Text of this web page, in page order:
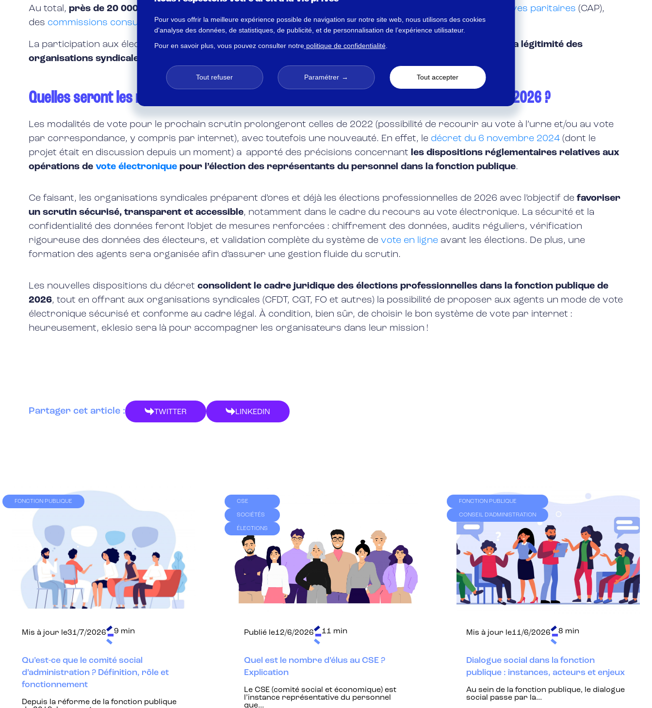
Au total,près de 20 000 instances seront installées à l’issue de ce scrutin commissions administratives paritaires (CAP),
des commissions consultatives paritaires(CCP) et des comités sociaux.
La participation aux élections professionnelles dans la fonction publique en 2026 permettra de
conforter la légitimité des
organisations syndicales et de leurs représentants
Quelles seront les modalités de vote pour les élections dans la fonction publique en 2026 ?
Les modalités de vote pour le prochain scrutin prolongeront celles de 2022 (possibilité de recourir au vote à l’urne et/ou au vote
par correspondance, y compris par internet), avec toutefois une nouveauté. En effet, le décret du 6 novembre 2024 (dont le
projet était en discussion depuis un moment) a apporté des précisions concernant les dispositions réglementaires relatives aux
opérations devote électronique pour l’élection des représentants du personnel dans la fonction publique.
Ce faisant, les organisations syndicales préparent d’ores et déjà les élections professionnelles de 2026 avec l’objectif defavoriser
un scrutin sécurisé, transparent et accessible, notamment dans le cadre du recours au vote électronique. La sécurité et la
confidentialité des données feront l’objet de mesures renforcées : chiffrement des données, audits réguliers, vérification
rigoureuse des données des électeurs, et validation complète du système devote en ligne avant les élections. De plus, une
formation des agents sera organisée afin d’assurer une gestion fluide du scrutin.
Les nouvelles dispositions du décretconsolident le cadre juridique des élections professionnelles dans la fonction publique de
2026, tout en offrant aux organisations syndicales (CFDT, CGT, FO et autres) la possibilité de proposer aux agents un mode de vote
électronique sécurisé et conforme au cadre légal. À condition, bien sûr, de choisir le bon système de vote par internet :
heureusement, eklesio sera là pour accompagner les organisateurs dans leur mission !
Partager cet article : TWITTER LINKEDIN
FONCTION PUBLIQUE
Mis à jour le31/7/2026 9 min
Qu’est-ce que le comité social
d’administration ? Définition, rôle et
fonctionnement
Depuis la réforme de la fonction publique
CSE
SOCIÉTÉS
ÉLECTIONS
Publié le12/6/2026 11 min
Quel est le nombre d’élus au CSE ?
Explication
Le CSE (comité social et économique) est
l’instance représentative du personnel
que…
FONCTION PUBLIQUE
CONSEIL D'ADMINISTRATION
Mis à jour le11/6/2026 8 min
Dialogue social dans la fonction
publique : instances, acteurs et enjeux
Au sein de la fonction publique, le dialogue
social passe par la…
Pour vous offrir la meilleure expérience possible de navigation sur notre site web, nous utilisons des cookies
d'analyse des données, de statistiques, de publicité, et de personnalisation de l’expérience utilisateur.
Pour en savoir plus, vous pouvez consulter notrepolitique de confidentialité.
Tout refuser Paramétrer Tout accepter